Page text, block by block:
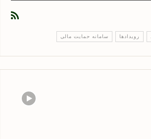
رویدادها سامانه حمایت مالی